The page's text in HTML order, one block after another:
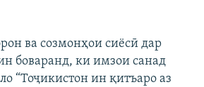
ва созмонҳои сиёсӣ дар
боваранд, ки имзои санад
“Тоҷикистон ин қитъаро аз